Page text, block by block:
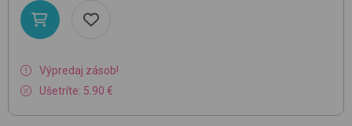
Výpredaj zásob!
Ušetríte: 5.90 €